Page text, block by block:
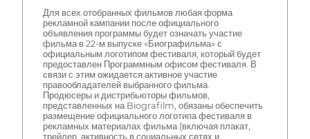
Для всех отобранных фильмов любая форма
рекламной кампании после официального
объявления программы будет означать участие
фильма в 22-м выпуске «Биографильма» с
официальным логотипом фестиваля, который будет
предоставлен Программным офисом фестиваля. В
связи с этим ожидается активное участие
правообладателей выбранного фильма.
Продюсеры и дистрибьюторы фильмов,
представленных на Biografilm, обязаны обеспечить
размещение официального логотипа фестиваля в
рекламных материалах фильма (включая плакат,
трейлер, активность в социальных сетях и